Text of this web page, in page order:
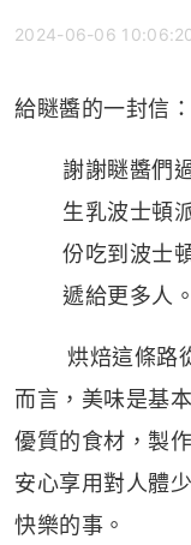
2024-06-06
給瞇醬的一封信：
謝謝瞇醬們
生乳波士頓
份吃到波士
遞給更多人。
烘焙這條路從
而言，美味是基
優質的食材，製
安心享用對人體
快樂的事。